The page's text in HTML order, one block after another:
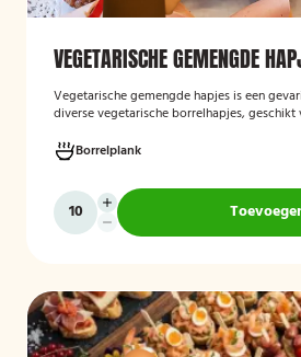
VEGETARISCHE GEMENGDE
Vegetarische gemengde hapjes is een
diverse vegetarische borrelhapjes,
smaakvolle vegetarische snacks en biedt
assortiment voor gasten die geen vlees eten.
Borrelplank